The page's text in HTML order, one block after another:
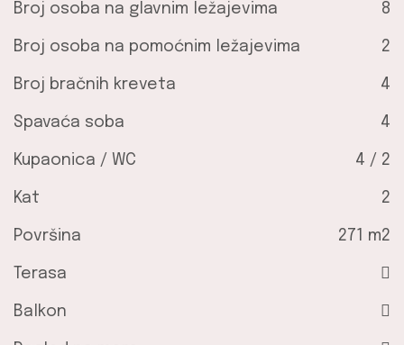
Broj osoba na glavnim ležajevima 8
Broj osoba na pomoćnim ležajevima 2
Broj bračnih kreveta 4
Spavaća soba 4
Kupaonica / WC 4 / 2
Kat 2
Površina 271 m2
Terasa
Balkon